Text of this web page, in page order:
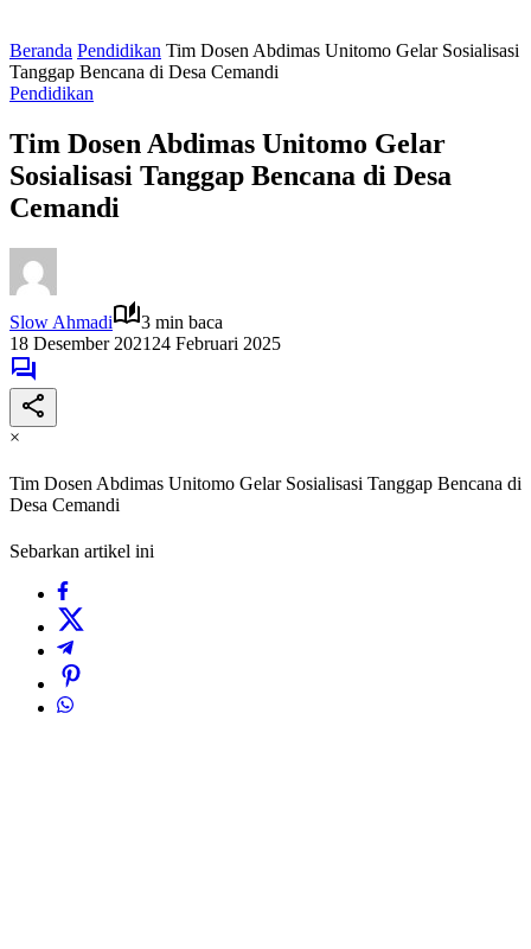
Beranda Pendidikan Tim Dosen Abdimas Unitomo Gelar Sosialisasi
Tanggap Bencana di Desa Cemandi
Pendidikan
Tim Dosen Abdimas Unitomo Gelar
Sosialisasi Tanggap Bencana di Desa
Cemandi
Slow Ahmadi
3 min baca
18 Desember 2021 24 Februari 2025
×
Tim Dosen Abdimas Unitomo Gelar Sosialisasi Tanggap Bencana di
Desa Cemandi
Sebarkan artikel ini